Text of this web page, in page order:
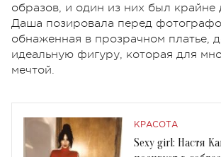
образов, и один из них был крайне
Даша позировала перед
обнаженная в прозрачном платье,
идеальную фигуру, которая для
мечтой.
КРАСОТА
Sexy girl: Настя